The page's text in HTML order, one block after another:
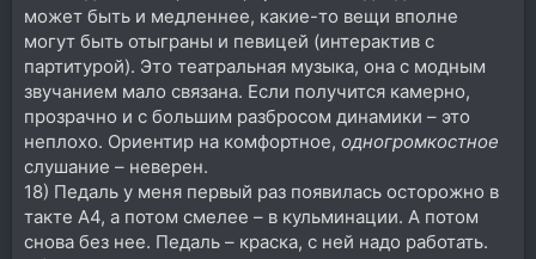
может быть и медленнее, какие-то вещи вполне
могут быть отыграны и певицей (интерактив с
партитурой). Это театральная музыка, она с модным
звучанием мало связана. Если получится камерно,
прозрачно и с большим разбросом динамики – это
неплохо. Ориентир на комфортное, одногромкостное
слушание – неверен.
18) Педаль у меня первый раз появилась осторожно в
такте А4, а потом смелее – в кульминации. А потом
снова без нее. Педаль – краска, с ней надо работать.